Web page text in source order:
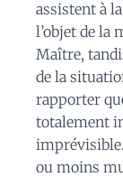
assistent à
l’objet de la
Maître,
de la
rapporter
totalement
ou moins